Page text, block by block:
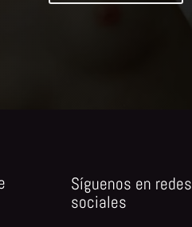
Síguenos en redes
sociales